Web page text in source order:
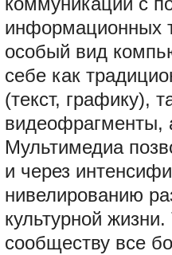
информационных
особый вид
себе как
(текст, графику),
видеофрагменты,
Мультимедиа
и через
нивелированию
культурной
сообществу все